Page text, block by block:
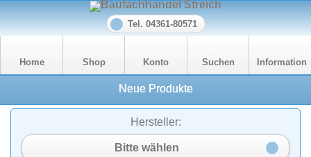
Tel. 04361-80571
Home Shop Konto Suchen Information
Neue Produkte
Hersteller:
Bitte wählen